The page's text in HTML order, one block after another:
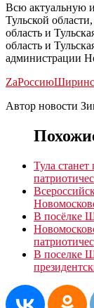
Всю актуальную
Тульской
область и
область и
администрации
ZaРоссию
Автор новости
Тула
В посёлке
В поселке